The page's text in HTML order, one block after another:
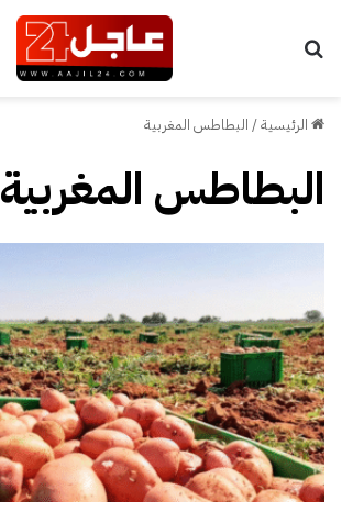
الرئيسية/ البطاطس المغربية
البطاطس المغربية